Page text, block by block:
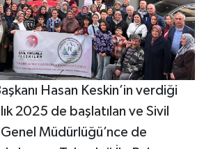
Hasan Keskin’in verdiği
2025 de başlatılan ve Sivil
Müdürlüğü’nce de